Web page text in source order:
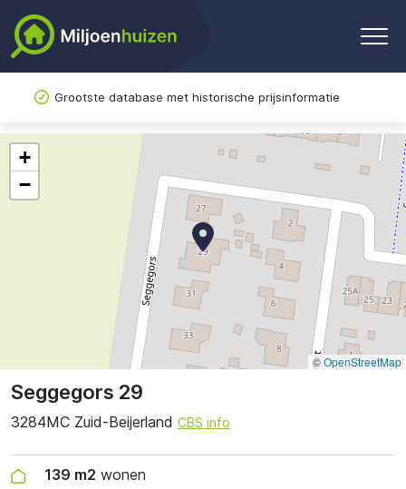
Grootste database met historische prijsinformatie
Seggegors 29
3284MC Zuid-Beijerland CBS info
139 m2 wonen
+
−
©OpenStreetMap